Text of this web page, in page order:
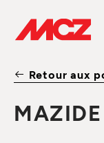
Retour aux
MAZIDE